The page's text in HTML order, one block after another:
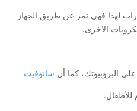
لهذا فهي تمر عن طريق الجهاز
الاخرى.
البروبيوتك، كما أن سانوفيت
للأطفال.